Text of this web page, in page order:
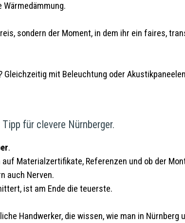
sondern der Moment, in dem ihr ein faires,
mit Beleuchtung oder
für clevere Nürnberger.
.
Materialzertifikate, Referenzen und ob der
auch Nerven.
ist am Ende die teuerste.
Handwerker, die wissen, wie man in Nürnberg